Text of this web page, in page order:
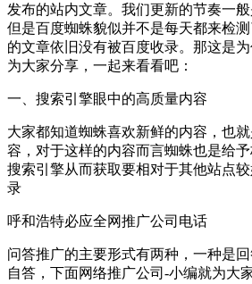
发布的站内文章。我们更新的节奏一
但是百度蜘蛛貌似并不是每天都来检
的文章依旧没有被百度收录。那这是
为大家分享，一起来看看吧：
一、搜索引擎眼中的高质量内容
大家都知道蜘蛛喜欢新鲜的内容，也
容，对于这样的内容而言蜘蛛也是给
搜索引擎从而获取要相对于其他站点
录
呼和浩特必应全网推广公司电话
问答推广的主要形式有两种，一种是
自答，下面网络推广公司-小编就为大